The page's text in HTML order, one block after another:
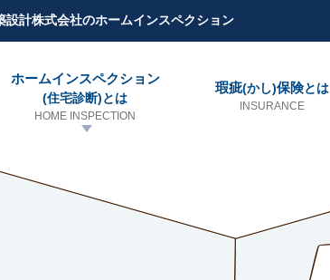
計株式会社のホームインスペクション
ホームインスペクション
(住宅診断)とは
HOME INSPECTION
瑕疵(かし)保険とは
INSURANCE